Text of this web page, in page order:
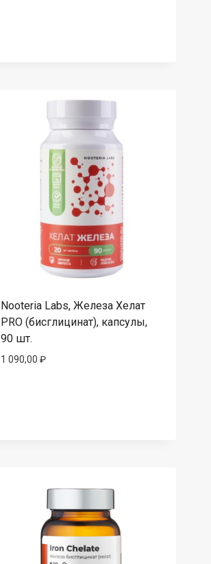
Nooteria Labs, Железа Хелат
PRO (бисглицинат), капсулы,
90 шт.
1 090,00 ₽